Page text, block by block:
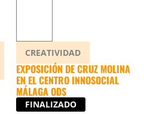
CREATIVIDAD
EXPOSICIÓN DE CRUZ MOLINA
EN EL CENTRO INNOSOCIAL
MÁLAGA ODS
FINALIZADO